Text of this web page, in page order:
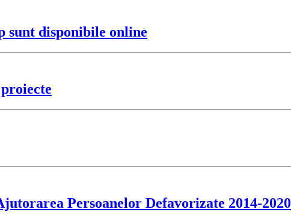
disponibile online
Persoanelor Defavorizate 2014-2020